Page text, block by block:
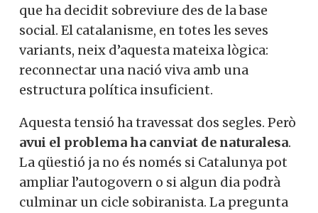
que ha decidit sobreviure des de la base
social. El catalanisme, en totes les seves
variants, neix d’aquesta mateixa lògica:
reconnectar una nació viva amb una
estructura política insuficient.
Aquesta tensió ha travessat dos segles. Però
avui el problema ha canviat de naturalesa.
La qüestió ja no és només si Catalunya pot
ampliar l’autogovern o si algun dia podrà
culminar un cicle sobiranista. La pregunta